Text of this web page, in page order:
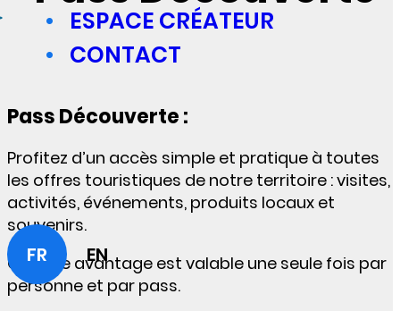
ESPACE CRÉATEUR
CONTACT
FR EN
Pass Découverte :
Profitez d’un accès simple et pratique à toutes
les offres touristiques de notre territoire : visites,
activités, événements, produits locaux et
souvenirs.
Chaque avantage est valable une seule fois par
personne et par pass.